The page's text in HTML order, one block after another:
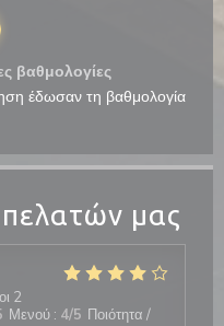
μας
2
Μενού : 4/5 Ποιότητα /
βαθμολογίες
έδωσαν τη βαθμολογία